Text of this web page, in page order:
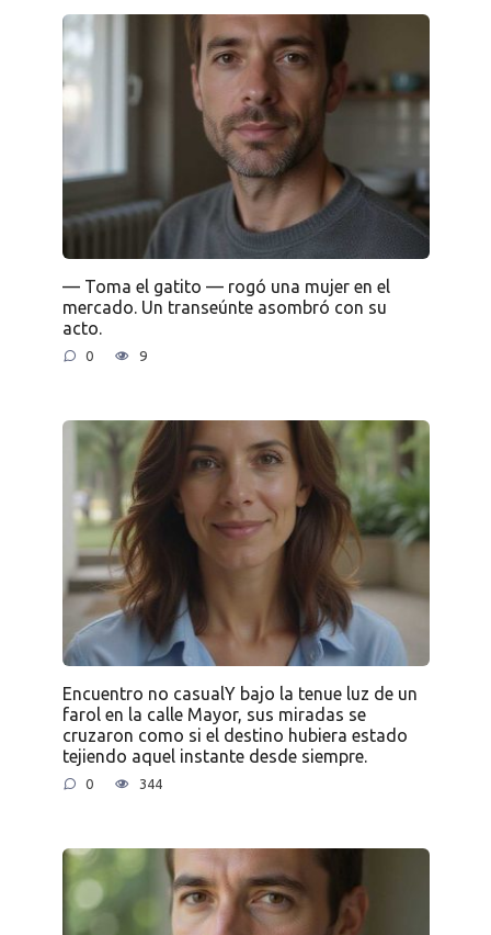
— Toma el gatito — rogó una mujer en el
mercado. Un transeúnte asombró con su
acto.
0 9
Encuentro no casualY bajo la tenue luz de un
farol en la calle Mayor, sus miradas se
cruzaron como si el destino hubiera estado
tejiendo aquel instante desde siempre.
0 344